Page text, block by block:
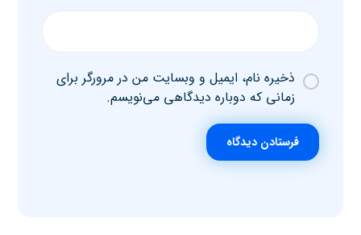
ذخیره نام، ایمیل و وبسایت من در مرورگر برای
زمانی که دوباره دیدگاهی می‌نویسم.
فرستادن دیدگاه